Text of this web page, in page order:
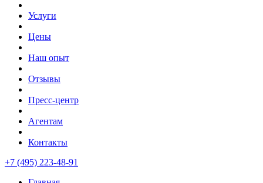
Услуги
Цены
Наш опыт
Отзывы
Пресс-центр
Агентам
Контакты
+7 (495) 223-48-91